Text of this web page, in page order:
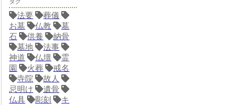
タグ
法要
葬儀
お墓
仏教
墓
石
供養
納骨
墓地
法事
神道
仏壇
霊
園
火葬
戒名
寺院
故人
忌明け
遺骨
仏具
彫刻
キ